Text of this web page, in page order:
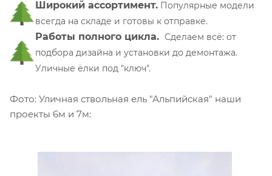
Широкий ассортимент. Популярные модели
всегда на складе и готовы к отправке.
Работы полного цикла. Сделаем всё: от
подбора дизайна и установки до демонтажа.
Уличные ёлки под "ключ".
Фото: Уличная ствольная ель "Альпийская" наши
проекты 6м и 7м: